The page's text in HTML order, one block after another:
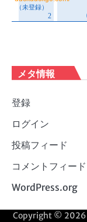
メタ情報
登録
ログイン
投稿フィード
コメントフィード
WordPress.org
Copyright © 2026